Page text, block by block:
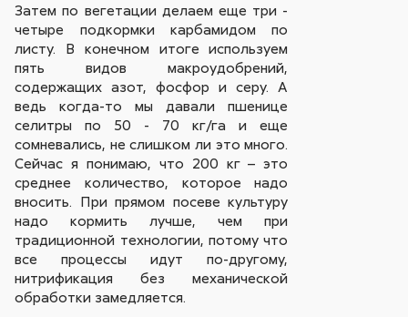
Затем по вегетации делаем еще три -
четыре подкормки карбамидом по
листу. В конечном итоге используем
пять видов макроудобрений,
содержащих азот, фосфор и серу. А
ведь когда-то мы давали пшенице
селитры по 50 - 70 кг/га и еще
сомневались, не слишком ли это много.
Сейчас я понимаю, что 200 кг – это
среднее количество, которое надо
вносить. При прямом посеве культуру
надо кормить лучше, чем при
традиционной технологии, потому что
все процессы идут по-другому,
нитрификация без механической
обработки замедляется.